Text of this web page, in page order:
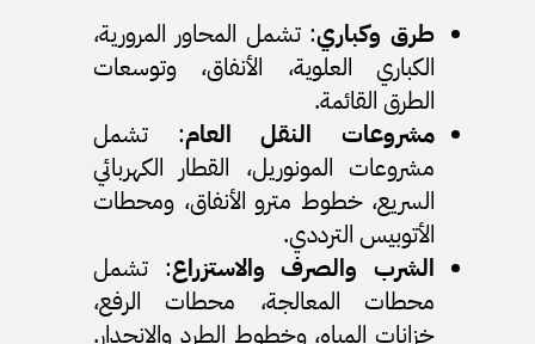
طرق وكباري: تشمل المحاور المرورية،
الكباري العلوية، الأنفاق، وتوسعات
الطرق القائمة.
مشروعات النقل العام: تشمل
مشروعات المونوريل، القطار الكهربائي
السريع، خطوط مترو الأنفاق، ومحطات
الأتوبيس الترددي.
الشرب والصرف والاستزراع: تشمل
محطات المعالجة، محطات الرفع،
خزانات المياه، وخطوط الطرد والانحدار.